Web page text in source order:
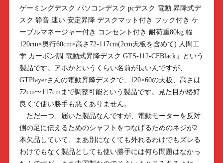
ゲーミングデスク パソコンデスク pcデスク 電動 昇降式デ
スク 静音 速い 安定昇降 デスクマット付き フック付き ケ
ーブルマネージャー付き コンセント付き 耐荷重80kg 幅
120cm×奥行60cm×高さ72-117cm(2cm天板を含めて) 人間工
学 カーボン調 電動式昇降デスク GTS-112-CFBlack」という
製品です。アホかというくらい名前が長いんですが、
GTPlayerさんの電動昇降デスクで、120×60の天板、高さは
72cm〜117cmまで調整可能という製品です。見た目が格好
良くて使い勝手も悪くありません。
ただ一つ、届いた製品なんですが、電動モーターを反対
側の足に伝えるためのシャフトをつなげるためのネジが2
本欠品していて、まあ別になくても外れるわけでもズレる
わけでもなく製品としても使い勝手には何ら問題はなかっ